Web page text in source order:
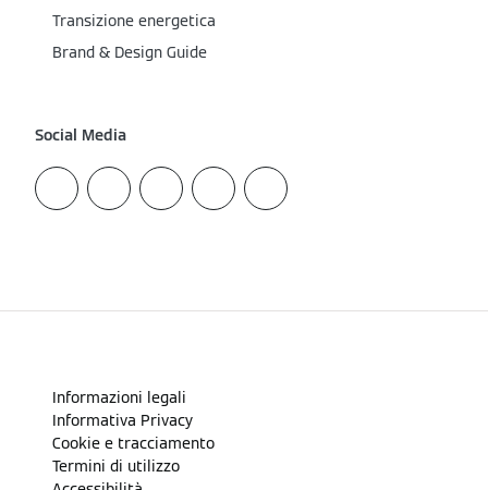
Transizione energetica
Brand & Design Guide
Social Media
Informazioni legali
Informativa Privacy
Cookie e tracciamento
Termini di utilizzo